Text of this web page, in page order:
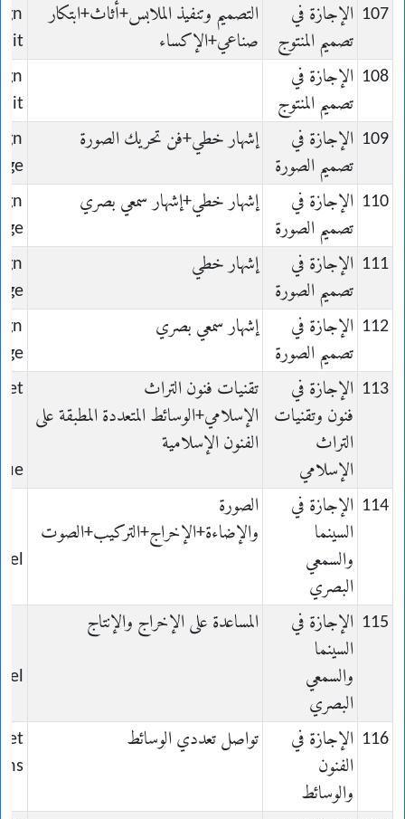
107 الإجازة في
تصميم المنتوج
التصميم وتنفيذ الملابس+أثاث+ابتكار
صناعي+الإكساء
108 الإجازة في
تصميم المنتوج
109 الإجازة في
تصميم الصورة
إشهار خطي+فن تحريك الصورة
110 الإجازة في
تصميم الصورة
إشهار خطي+إشهار سمعي بصري
111 الإجازة في
تصميم الصورة
إشهار خطي
112 الإجازة في
تصميم الصورة
إشهار سمعي بصري
113 الإجازة في
فنون وتقنيات
التراث
الإسلامي
تقنيات فنون التراث
الإسلامي+الوسائط المتعددة المطبقة على
الفنون الإسلامية
et
114 الإجازة في
السينما
والسمعي
البصري
الصورة
والإضاءة+الإخراج+التركيب+الصوت
115 الإجازة في
السينما
والسمعي
البصري
المساعدة على الإخراج والإنتاج
116 الإجازة في
الفنون
والوسائط
تواصل تعددي الوسائط
et